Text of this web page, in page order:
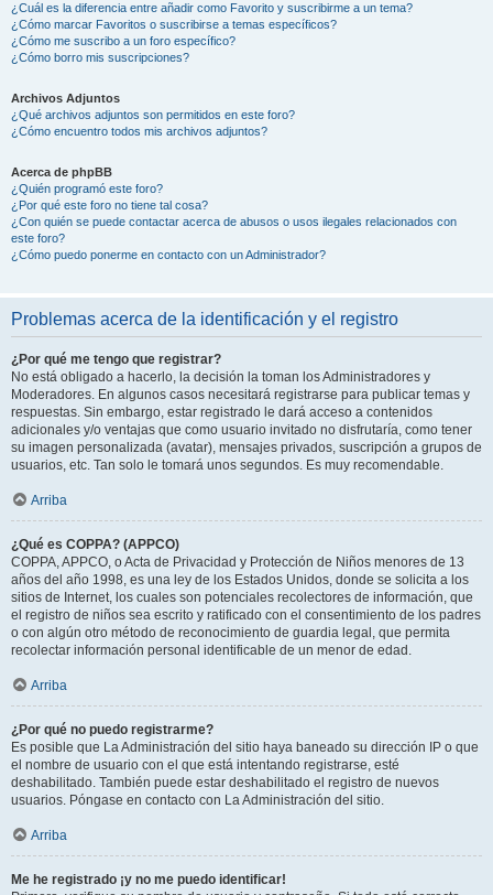
¿Cuál es la diferencia entre añadir como Favorito y suscribirme a un tema?
¿Cómo marcar Favoritos o suscribirse a temas específicos?
¿Cómo me suscribo a un foro específico?
¿Cómo borro mis suscripciones?
Archivos Adjuntos
¿Qué archivos adjuntos son permitidos en este foro?
¿Cómo encuentro todos mis archivos adjuntos?
Acerca de phpBB
¿Quién programó este foro?
¿Por qué este foro no tiene tal cosa?
¿Con quién se puede contactar acerca de abusos o usos ilegales relacionados con
este foro?
¿Cómo puedo ponerme en contacto con un Administrador?
Problemas acerca de la identificación y el registro
¿Por qué me tengo que registrar?
No está obligado a hacerlo, la decisión la toman los Administradores y
Moderadores. En algunos casos necesitará registrarse para publicar temas y
respuestas. Sin embargo, estar registrado le dará acceso a contenidos
adicionales y/o ventajas que como usuario invitado no disfrutaría, como tener
su imagen personalizada (avatar), mensajes privados, suscripción a grupos de
usuarios, etc. Tan solo le tomará unos segundos. Es muy recomendable.
Arriba
¿Qué es COPPA? (APPCO)
COPPA, APPCO, o Acta de Privacidad y Protección de Niños menores de 13
años del año 1998, es una ley de los Estados Unidos, donde se solicita a los
sitios de Internet, los cuales son potenciales recolectores de información, que
el registro de niños sea escrito y ratificado con el consentimiento de los padres
o con algún otro método de reconocimiento de guardia legal, que permita
recolectar información personal identificable de un menor de edad.
Arriba
¿Por qué no puedo registrarme?
Es posible que La Administración del sitio haya baneado su dirección IP o que
el nombre de usuario con el que está intentando registrarse, esté
deshabilitado. También puede estar deshabilitado el registro de nuevos
usuarios. Póngase en contacto con La Administración del sitio.
Arriba
Me he registrado ¡y no me puedo identificar!